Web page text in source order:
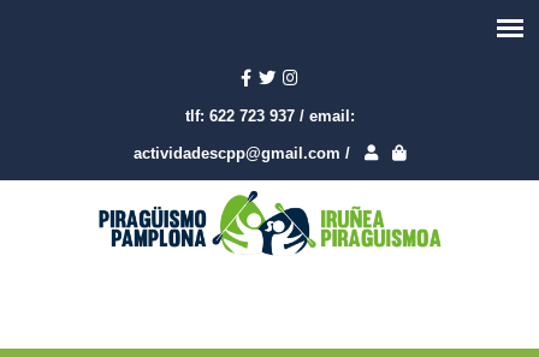
tlf: 622 723 937 / email:
actividadescpp@gmail.com /